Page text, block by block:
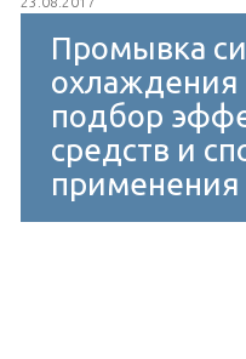
Промывка
охлаждения
подбор
средств и
применения